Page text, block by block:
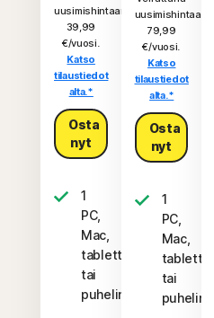
uusimishintaan
39,99
€/vuosi.
Katso
tilaustiedot
alta.*
Osta
nyt
1
PC,
Mac,
tabletti
tai
puhelin
uusimishintaan
79,99
€/vuosi.
Katso
tilaustiedot
alta.*
Osta
nyt
1
PC,
Mac,
tabletti
tai
puhelin